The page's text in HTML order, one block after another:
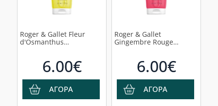
Roger & Gallet Fleur
d'Osmanthus
6.00€
ΑΓΟΡΑ
Roger & Gallet
Gingembre Rouge
6.00€
ΑΓΟΡΑ